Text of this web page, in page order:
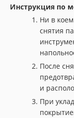
Инструкция по
Ни в
снятия
После
и
При